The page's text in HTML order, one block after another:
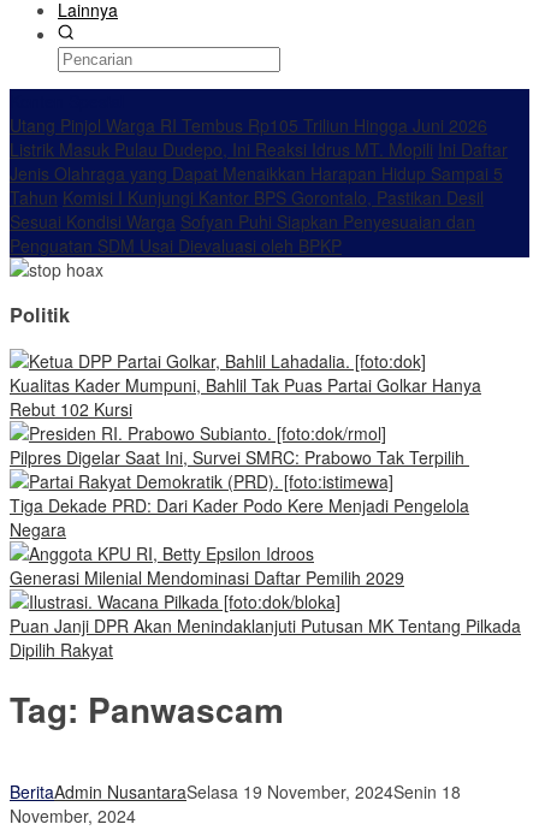
Lainnya
Utang Pinjol Warga RI Tembus Rp105 Triliun Hingga Juni 2026
Listrik Masuk Pulau Dudepo, Ini Reaksi Idrus MT. Mopili Ini Daftar
Jenis Olahraga yang Dapat Menaikkan Harapan Hidup Sampai 5
Tahun Komisi I Kunjungi Kantor BPS Gorontalo, Pastikan Desil
Sesuai Kondisi Warga Sofyan Puhi Siapkan Penyesuaian dan
Penguatan SDM Usai Dievaluasi oleh BPKP
Politik
Kualitas Kader Mumpuni, Bahlil Tak Puas Partai Golkar Hanya
Rebut 102 Kursi
Pilpres Digelar Saat Ini, Survei SMRC: Prabowo Tak Terpilih
Tiga Dekade PRD: Dari Kader Podo Kere Menjadi Pengelola
Negara
Generasi Milenial Mendominasi Daftar Pemilih 2029
Puan Janji DPR Akan Menindaklanjuti Putusan MK Tentang Pilkada
Dipilih Rakyat
Tag: Panwascam
BeritaAdmin NusantaraSelasa 19 November, 2024Senin 18
November, 2024